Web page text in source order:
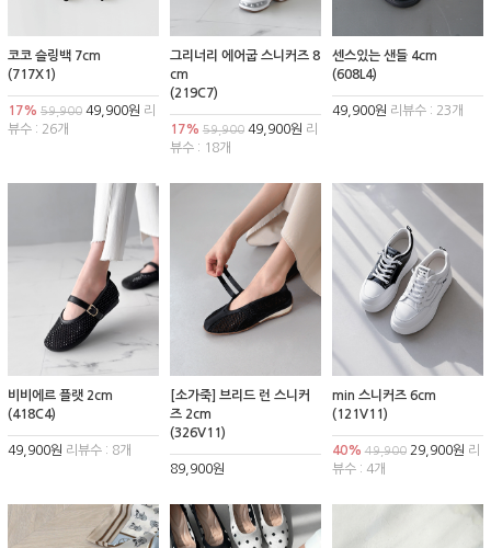
코코 슬링백 7cm
(717X1)
17% 59,900 49,900원 리
뷰수 : 26개
그리너리 에어굽 스니커즈 8
cm
(219C7)
17% 59,90049,900원 리
뷰수 : 18개
센스있는 샌들 4cm
(608L4)
49,900원 리뷰수 : 23개
비비에르 플랫 2cm
(418C4)
49,900원 리뷰수 : 8개
[소가죽] 브리드 런 스니커
즈 2cm
(326V11)
89,900원
min 스니커즈 6cm
(121V11)
40% 49,90029,900원 리
뷰수 : 4개